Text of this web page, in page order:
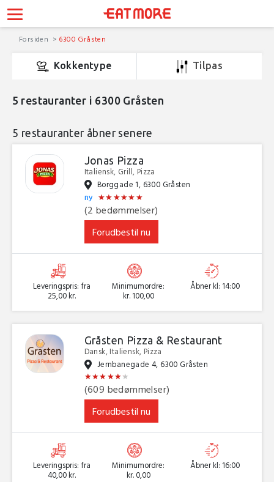
Forsiden 6300 Gråsten
Kokkentype Tilpas
5 restauranter i 6300 Gråsten
5 restauranter åbner senere
Jonas Pizza
Italiensk, Grill, Pizza
Borggade 1, 6300 Gråsten
ny ★★★★★★
★★★★★★
(2 bedømmelser)
Forudbestil nu
Leveringspris: fra
25,00 kr.
Minimumordre:
kr. 100,00
Åbner kl: 14:00
Gråsten Pizza & Restaurant
Dansk, Italiensk, Pizza
Jernbanegade 4, 6300 Gråsten
★★★★★★
★★★★★★
(609 bedømmelser)
Forudbestil nu
Leveringspris: fra
40,00 kr.
Minimumordre:
kr. 0,00
Åbner kl: 16:00